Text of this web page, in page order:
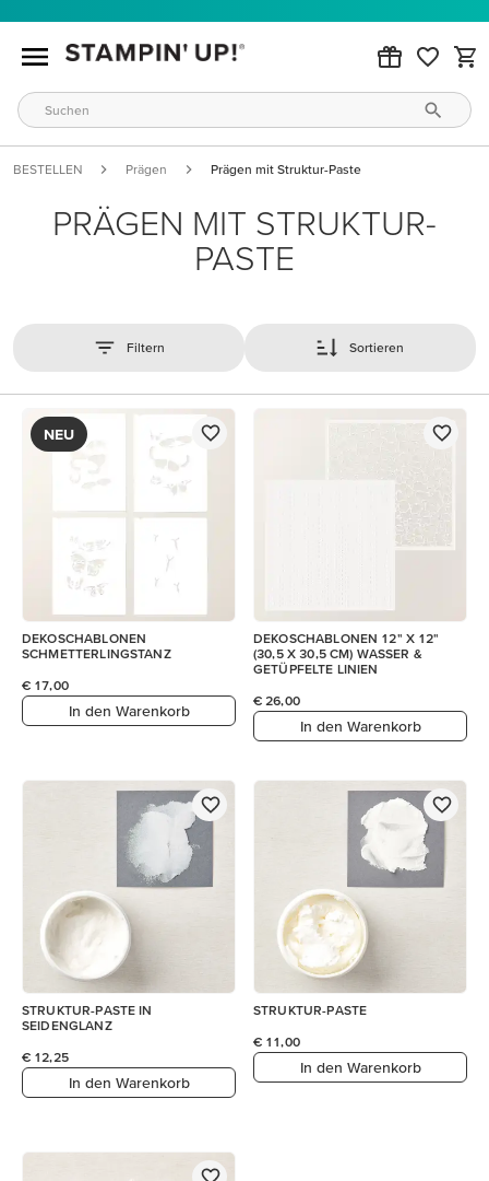
BESTELLEN Prägen Prägen mit Struktur-Paste
PRÄGEN MIT STRUKTUR-
PASTE
Filtern Sortieren
NEU
DEKOSCHABLONEN
SCHMETTERLINGSTANZ
€ 17,00
In den Warenkorb
DEKOSCHABLONEN 12" X 12"
(30,5 X 30,5 CM) WASSER &
GETÜPFELTE LINIEN
€ 26,00
In den Warenkorb
STRUKTUR-PASTE IN
SEIDENGLANZ
€ 12,25
In den Warenkorb
STRUKTUR-PASTE
€ 11,00
In den Warenkorb